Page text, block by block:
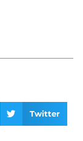
Twitter